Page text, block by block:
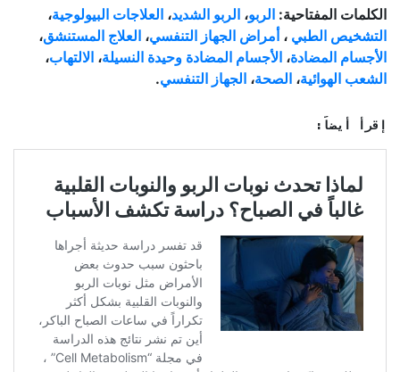
الكلمات المفتاحية: الربو، الربو الشديد، العلاجات البيولوجية،
التشخيص الطبي ،أمراض الجهاز التنفسي، العلاج المستنشق،
الأجسام المضادة، الأجسام المضادة وحيدة النسيلة، الالتهاب،
الشعب الهوائية، الصحة، الجهاز التنفسي.
إقرأ أيضاً: